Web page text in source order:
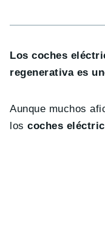
Los coches
regenerativa es
Aunque muchos
loscoches